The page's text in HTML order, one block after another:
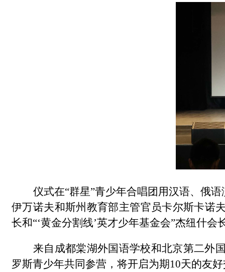
仪式在“群星”青少年合唱团用汉语、俄
伊万诺夫和斯州教育部主管官员卡尔斯卡诺
长和“‘黄金分割线’英才少年基金会”杰纽什
来自成都棠湖外国语学校和北京第二外
罗斯青少年共同参营，将开启为期10天的友